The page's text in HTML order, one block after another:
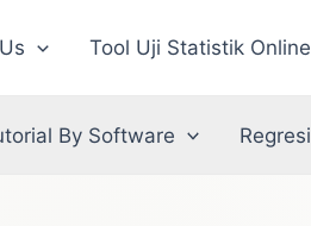
Tool Uji Statistik Online
By Software Regresi